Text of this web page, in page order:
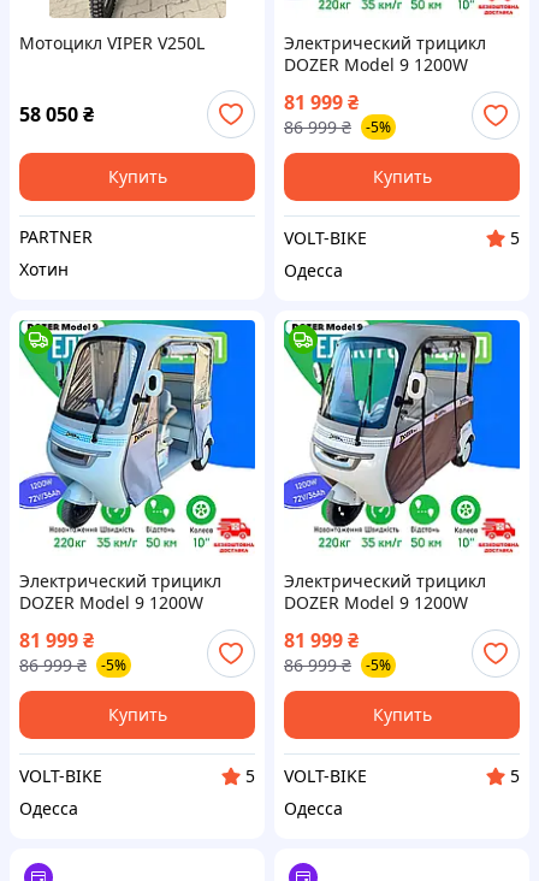
Мотоцикл VIPER V250L
58 050₴
Купить
PARTNER
Хотин
Электрический трицикл
DOZER Model 9 1200W
Электрический трицикл с
дождевиком
81 999₴
86 999 ₴ -5%
Купить
VOLT-BIKE
5
Одесса
Электрический трицикл
DOZER Model 9 1200W
Электрический трицикл с
дождевиком
81 999₴
86 999 ₴ -5%
Купить
VOLT-BIKE
5
Одесса
Электрический трицикл
DOZER Model 9 1200W
Электрический трицикл с
дождевиком
81 999₴
86 999 ₴ -5%
Купить
VOLT-BIKE
5
Одесса